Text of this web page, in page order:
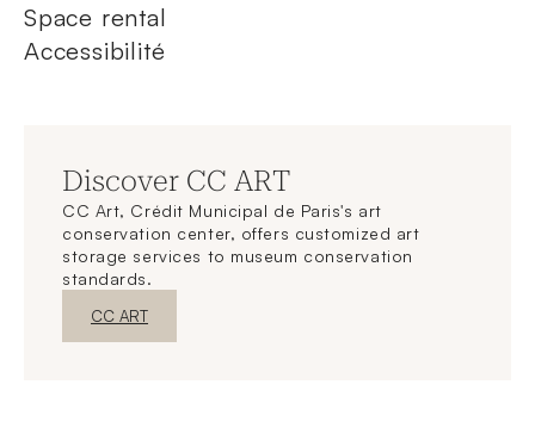
Space rental
Accessibilité
Discover CC ART
CC Art, Crédit Municipal de Paris's art
conservation center, offers customized art
storage services to museum conservation
standards.
New WindowDiscover
CC ART